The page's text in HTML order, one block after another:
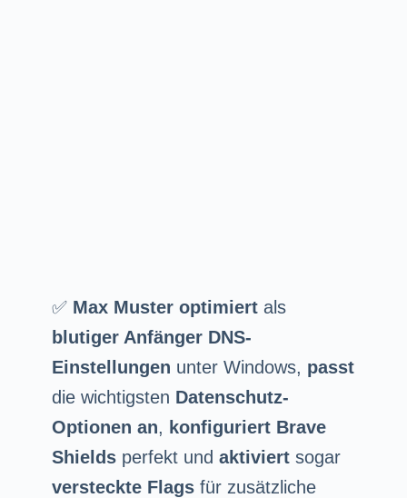
✅ Max Muster optimiertals
blutiger Anfänger DNS-
Einstellungen unter Windows, passt
die wichtigsten Datenschutz-
Optionen an, konfiguriert Brave
Shieldsperfekt und aktiviertsogar
versteckte Flagsfür zusätzliche